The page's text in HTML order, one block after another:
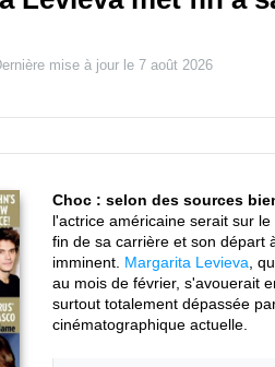
mise à jour le 7 août 2026
Choc : selon des sources
l'actrice américaine serait sur
fin de sa carrière et son départ
imminent. Margarita Levieva ,
au mois de février, s'avouerait
surtout totalement dépassée
cinématographique actuelle.